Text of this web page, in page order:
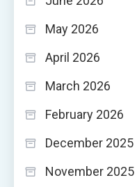
May 2026
April 2026
March 2026
February 2026
December 2025
November 2025